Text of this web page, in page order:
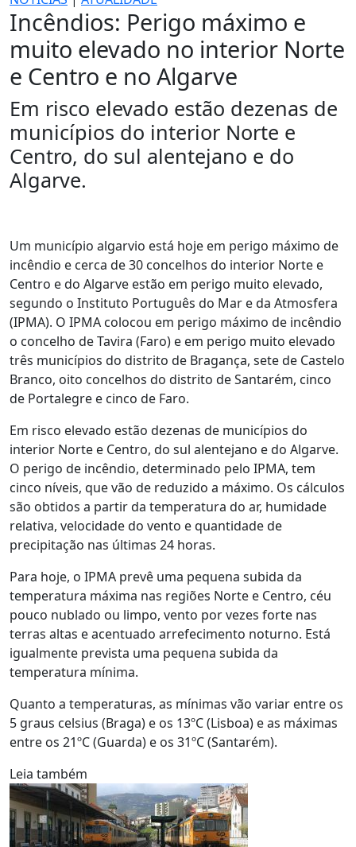
Incêndios: Perigo máximo e
muito elevado no interior Norte
e Centro e no Algarve
Em risco elevado estão dezenas de
municípios do interior Norte e
Centro, do sul alentejano e do
Algarve.
Um município algarvio está hoje em perigo máximo de
incêndio e cerca de 30 concelhos do interior Norte e
Centro e do Algarve estão em perigo muito elevado,
segundo o Instituto Português do Mar e da Atmosfera
(IPMA). O IPMA colocou em perigo máximo de incêndio
o concelho de Tavira (Faro) e em perigo muito elevado
três municípios do distrito de Bragança, sete de Castelo
Branco, oito concelhos do distrito de Santarém, cinco
de Portalegre e cinco de Faro.
Em risco elevado estão dezenas de municípios do
interior Norte e Centro, do sul alentejano e do Algarve.
O perigo de incêndio, determinado pelo IPMA, tem
cinco níveis, que vão de reduzido a máximo. Os cálculos
são obtidos a partir da temperatura do ar, humidade
relativa, velocidade do vento e quantidade de
precipitação nas últimas 24 horas.
Para hoje, o IPMA prevê uma pequena subida da
temperatura máxima nas regiões Norte e Centro, céu
pouco nublado ou limpo, vento por vezes forte nas
terras altas e acentuado arrefecimento noturno. Está
igualmente prevista uma pequena subida da
temperatura mínima.
Quanto a temperaturas, as mínimas vão variar entre os
5 graus celsius (Braga) e os 13ºC (Lisboa) e as máximas
entre os 21ºC (Guarda) e os 31ºC (Santarém).
Leia também